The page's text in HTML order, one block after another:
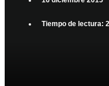
Tiempo de lectura: